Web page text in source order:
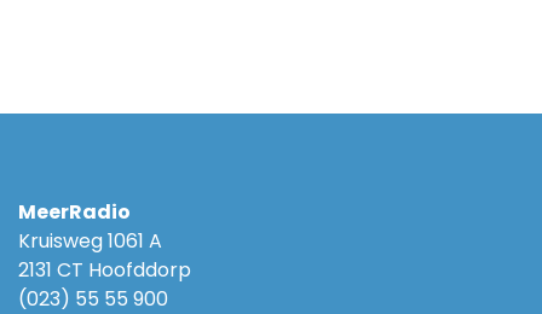
MeerRadio
Kruisweg 1061 A
2131 CT Hoofddorp
(023) 55 55 900